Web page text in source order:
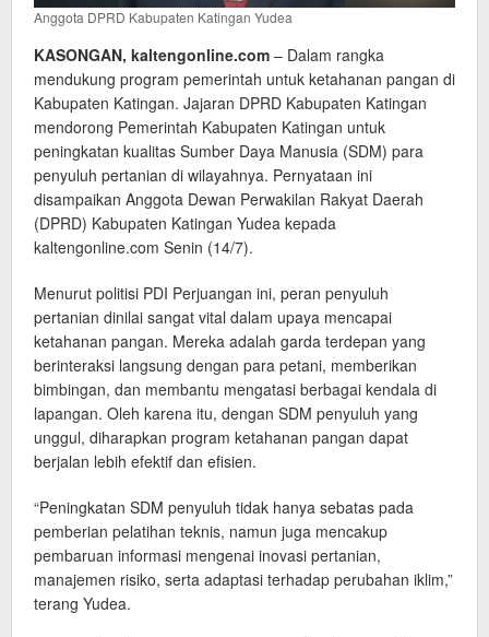
Anggota DPRD Kabupaten Katingan Yudea
KASONGAN, kaltengonline.com – Dalam rangka
mendukung program pemerintah untuk ketahanan pangan di
Kabupaten Katingan. Jajaran DPRD Kabupaten Katingan
mendorong Pemerintah Kabupaten Katingan untuk
peningkatan kualitas Sumber Daya Manusia (SDM) para
penyuluh pertanian di wilayahnya. Pernyataan ini
disampaikan Anggota Dewan Perwakilan Rakyat Daerah
(DPRD) Kabupaten Katingan Yudea kepada
kaltengonline.com Senin (14/7).
Menurut politisi PDI Perjuangan ini, peran penyuluh
pertanian dinilai sangat vital dalam upaya mencapai
ketahanan pangan. Mereka adalah garda terdepan yang
berinteraksi langsung dengan para petani, memberikan
bimbingan, dan membantu mengatasi berbagai kendala di
lapangan. Oleh karena itu, dengan SDM penyuluh yang
unggul, diharapkan program ketahanan pangan dapat
berjalan lebih efektif dan efisien.
“Peningkatan SDM penyuluh tidak hanya sebatas pada
pemberian pelatihan teknis, namun juga mencakup
pembaruan informasi mengenai inovasi pertanian,
manajemen risiko, serta adaptasi terhadap perubahan iklim,”
terang Yudea.